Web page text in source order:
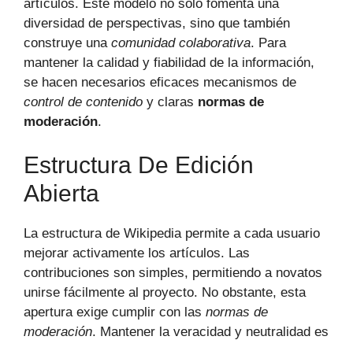
artículos. Este modelo no solo fomenta una
diversidad de perspectivas, sino que también
construye una comunidad colaborativa. Para
mantener la calidad y fiabilidad de la información,
se hacen necesarios eficaces mecanismos de
control de contenido y claras normas de
moderación.
Estructura De Edición
Abierta
La estructura de Wikipedia permite a cada usuario
mejorar activamente los artículos. Las
contribuciones son simples, permitiendo a novatos
unirse fácilmente al proyecto. No obstante, esta
apertura exige cumplir con las normas de
moderación. Mantener la veracidad y neutralidad es